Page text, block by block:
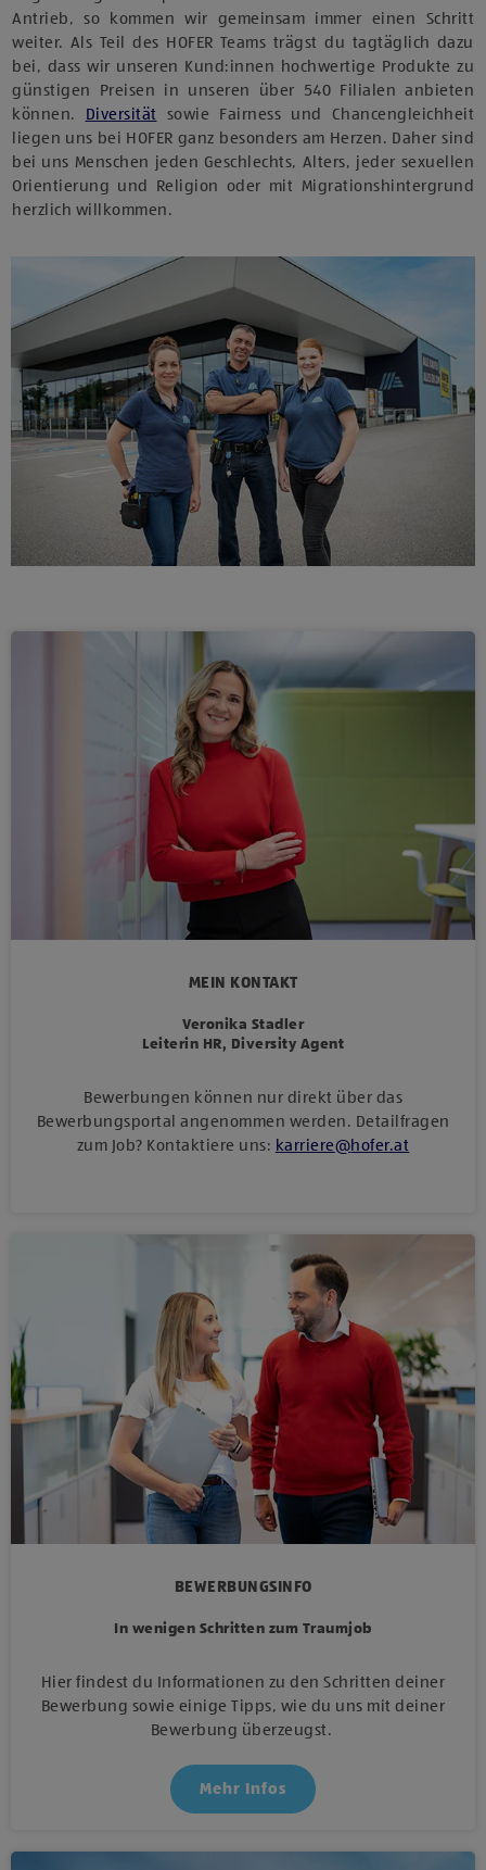
Antrieb, so kommen wir gemeinsam immer einen Schritt
weiter. Als Teil des HOFER Teams trägst du tagtäglich dazu
bei, dass wir unseren Kund:innen hochwertige Produkte zu
günstigen Preisen in unseren über 540 Filialen anbieten
können. Diversität sowie Fairness und Chancengleichheit
liegen uns bei HOFER ganz besonders am Herzen. Daher sind
bei uns Menschen jeden Geschlechts, Alters, jeder sexuellen
Orientierung und Religion oder mit Migrationshintergrund
herzlich willkommen.
MEIN KONTAKT
Veronika Stadler
Leiterin HR, Diversity Agent
Bewerbungen können nur direkt über das
Bewerbungsportal angenommen werden. Detailfragen
zum Job? Kontaktiere uns: karriere@hofer.at
BEWERBUNGSINFO
In wenigen Schritten zum Traumjob
Hier findest du Informationen zu den Schritten deiner
Bewerbung sowie einige Tipps, wie du uns mit deiner
Bewerbung überzeugst.
Mehr Infos